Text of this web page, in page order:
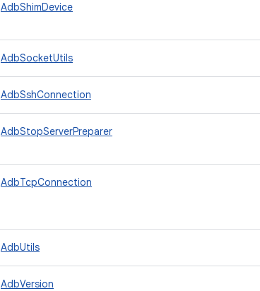
AdbShimDevice
AdbSocketUtils
AdbSshConnection
AdbStopServerPreparer
AdbTcpConnection
AdbUtils
AdbVersion